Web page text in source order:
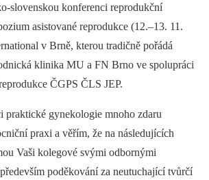
slovenskou konferenci reprodukční
asistované reprodukce (12.–13. 11.
v Brně, kterou tradičně pořádá
klinika MU a FN Brno ve spolupráci
ČGPS ČLS JEP.
praktické gynekologie mnoho zdaru
praxi a věřím, že na následujících
Vaši kolegové svými odbornými
poděkování za neutuchající tvůrčí